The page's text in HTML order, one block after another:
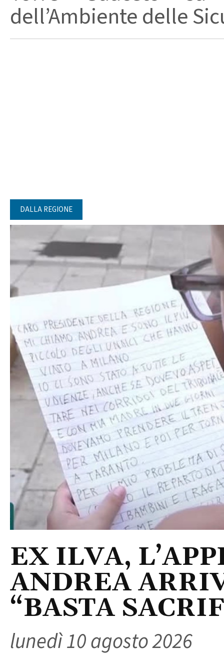
dell’Ambiente delle
DALLA REGIONE
EX ILVA,
ANDREA
“BASTA
lunedì 10 agosto 2026